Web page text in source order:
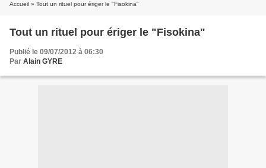
Accueil » Tout un rituel pour ériger le "Fisokina"
Tout un rituel pour ériger le "Fisokina"
Publié le 09/07/2012 à 06:30
Par Alain GYRE